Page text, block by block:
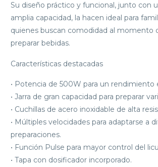
Su diseño práctico y funcional, junto con
amplia capacidad, la hacen ideal para
quienes buscan comodidad al momento
preparar bebidas.
Características destacadas
• Potencia de 500W para un rendimiento
• Jarra de gran capacidad para preparar
• Cuchillas de acero inoxidable de alta
• Múltiples velocidades para adaptarse a
preparaciones.
• Función Pulse para mayor control del
• Tapa con dosificador incorporado.